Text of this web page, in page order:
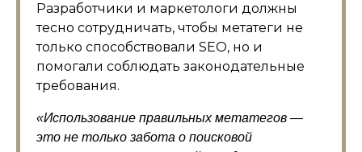
Разработчики и маркетологи должны
тесно сотрудничать, чтобы метатеги не
только способствовали SEO, но и
помогали соблюдать законодательные
требования.
«Использование правильных метатегов —
это не только забота о поисковой